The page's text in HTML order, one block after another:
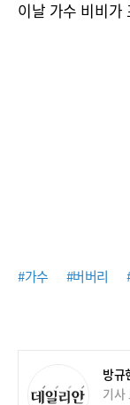
이날 가수 비비가
#가수 #버버리
방규
기사